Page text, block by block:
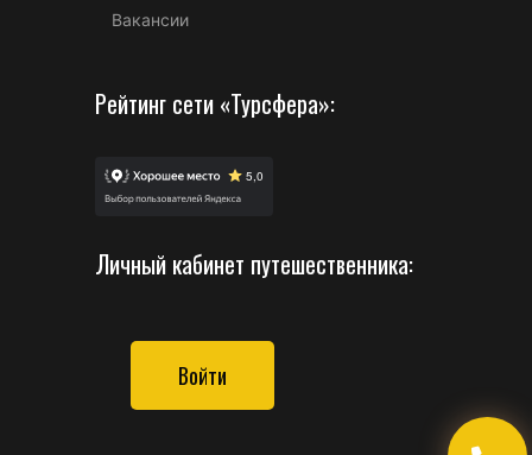
Вакансии
Рейтинг сети «Турсфера»:
Личный кабинет путешественника:
Войти